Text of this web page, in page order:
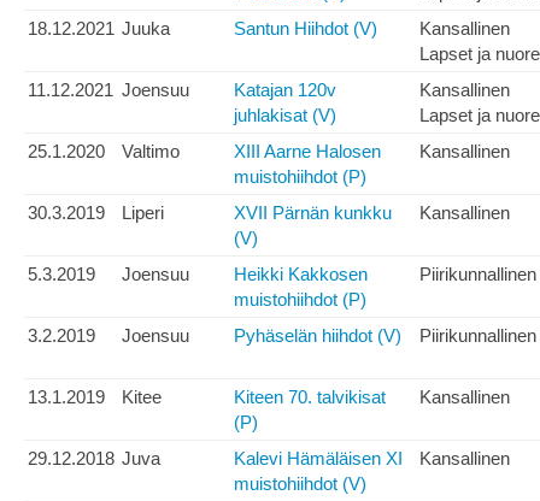
18.12.2021 Juuka Santun Hiihdot (V)
Kansallinen
Lapset ja
11.12.2021 Joensuu
Katajan 120v
juhlakisat (V)
Kansallinen
Lapset ja
25.1.2020
Valtimo
XIII Aarne Halosen
muistohiihdot (P)
Kansallinen
30.3.2019 Liperi
XVII Pärnän kunkku
(V)
Kansallinen
5.3.2019 Joensuu
Heikki Kakkosen
muistohiihdot (P)
Piirikunnallinen
3.2.2019 Joensuu Pyhäselän hiihdot (V) Piirikunnallinen
13.1.2019 Kitee
Kiteen 70. talvikisat
(P)
Kansallinen
29.12.2018 Juva
Kalevi Hämäläisen XI
muistohiihdot (V)
Kansallinen